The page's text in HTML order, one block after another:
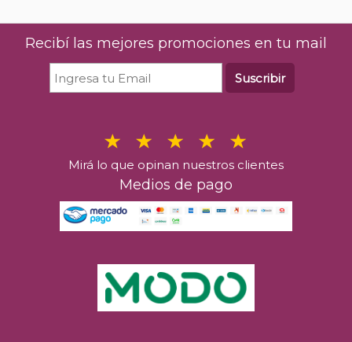
Recibí las mejores promociones en tu mail
Suscribir
Mirá lo que opinan nuestros clientes
Medios de pago